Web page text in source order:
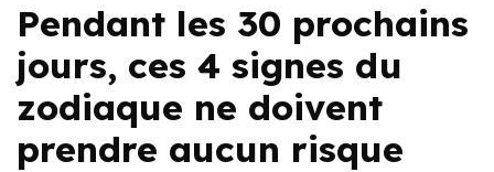
Pendant les 30 prochains
jours, ces 4 signes du
zodiaque ne doivent
prendre aucun risque